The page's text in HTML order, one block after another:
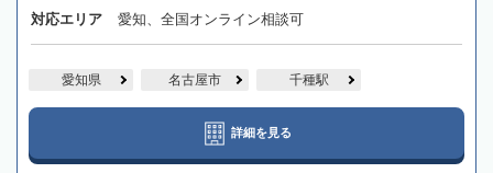
対応エリア 愛知、全国オンライン相談可
愛知県 名古屋市 千種駅
詳細を見る